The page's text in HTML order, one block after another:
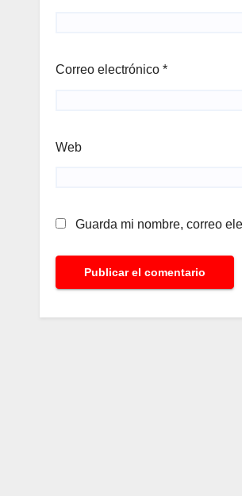
Correo electrónico *
Web
Guarda mi nombre, correo